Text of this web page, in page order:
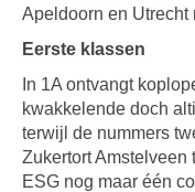
Apeldoorn en Utrecht
Eerste klassen
In 1A ontvangt
kwakkelende doch
terwijl de nummers
Zukertort
ESG nog maar één